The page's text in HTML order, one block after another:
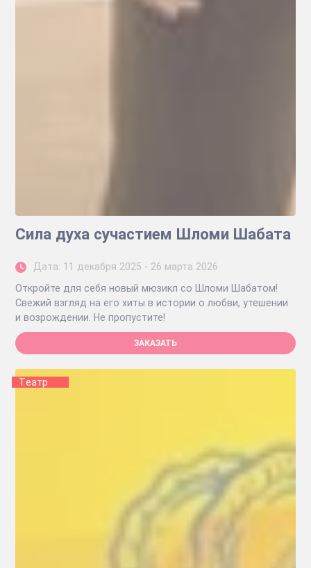
Сила духа сучастием Шломи Шабата
Дата: 11 декабря 2025 - 26 марта 2026
Откройте для себя новый мюзикл со Шломи Шабатом!
Свежий взгляд на его хиты в истории о любви, утешении
и возрождении. Не пропустите!
ЗАКАЗАТЬ
Tеатр